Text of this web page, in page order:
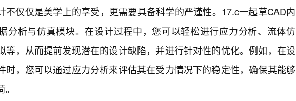
不仅仅是美学上的享受，更需要具备科学的严谨性。17.c一起草CAD内
分析与仿真模块。在设计过程中，您可以轻松进行应力分析、流体仿
等，从而提前发现潜在的设计缺陷，并进行针对性的优化。例如，在设
时，您可以通过应力分析来评估其在受力情况下的稳定性，确保其能够